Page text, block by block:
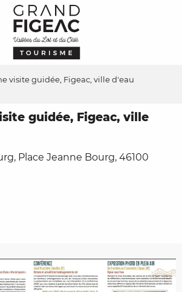
visite guidée, Figeac, ville d'eau
guidée, Figeac, ville
Place Jeanne Bourg, 46100
aux favoris